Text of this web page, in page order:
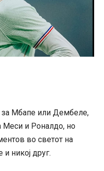
за Мбапе или Дембеле,
Меси и Роналдо, но
во светот на
никој друг.